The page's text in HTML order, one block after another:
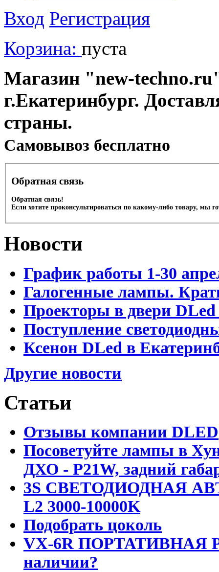
Вход Регистрация
Корзина: пуста
Магазин "new-
г.Екатеринбург.
страны.
Cамовывоз бесплатно
Обратная связь
Обратная связь!
Если хотите проконсультироваться по какому-либо товару, мы
Новости
График работы 1-30
Галогенные лампы.
Проекторы в двери DLed
Поступление
Ксенон DLed в
Другие новости
Статьи
Отзывы компании DLED
Посоветуйте лампы в
ДХО - P21W, задний
3S СВЕТОДИОДНАЯ
L2 3000-10000K
Подобрать цоколь
VX-6R ПОРТАТИВНАЯ
наличии?